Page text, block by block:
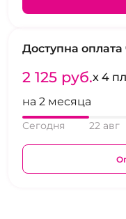
Доступна оплата
2 125 pуб.x 4
на 2 месяца
Сегодня 22 авг